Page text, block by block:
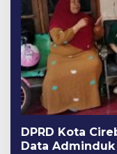
DPRD Kota
Data